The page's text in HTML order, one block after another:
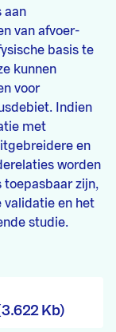
aan
van afvoer-
basis te
kunnen
voor
Indien
met
en
worden
toepasbaar zijn,
validatie en het
studie.
Kb)